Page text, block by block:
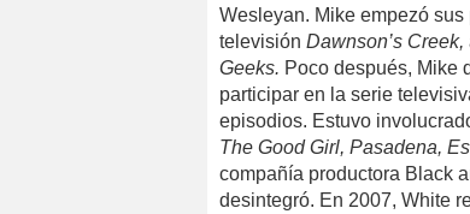
Wesleyan. Mike empezó
televisión Dawnson’s Creek,
Geeks. Poco después, Mike
participar en la serie
episodios. Estuvo
The Good Girl, Pasadena,
compañía productora Black
desintegró. En 2007, White